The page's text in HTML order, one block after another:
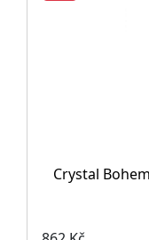
Crystal